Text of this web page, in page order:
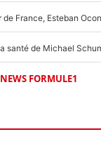
NEWS FORMULE1